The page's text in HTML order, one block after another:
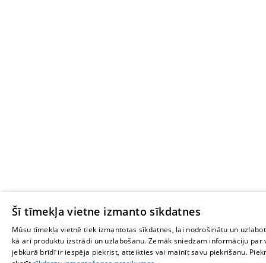
Šī tīmekļa vietne izmanto sīkdatnes
Mūsu tīmekļa vietnē tiek izmantotas sīkdatnes, lai nodrošinātu un
kā arī produktu izstrādi un uzlabošanu. Zemāk sniedzam informāciju
jebkurā brīdī ir iespēja piekrist, atteikties vai mainīt savu piekrišanu.